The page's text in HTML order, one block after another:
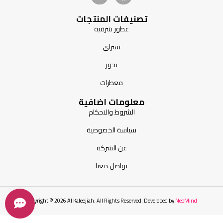
تصنيفات المنتجات
عطور شرقية
سبراى
بخور
معطرات
معلومات اضافية
الشروط والاحكام
سياسة الخصوصية
عن الشركة
تواصل معنا
Copyright © 2026 Al Kaleejiah. All Rights Reserved. Developed byNeoMind